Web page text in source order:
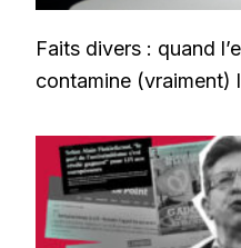
Faits divers : quand
contamine (vraiment)